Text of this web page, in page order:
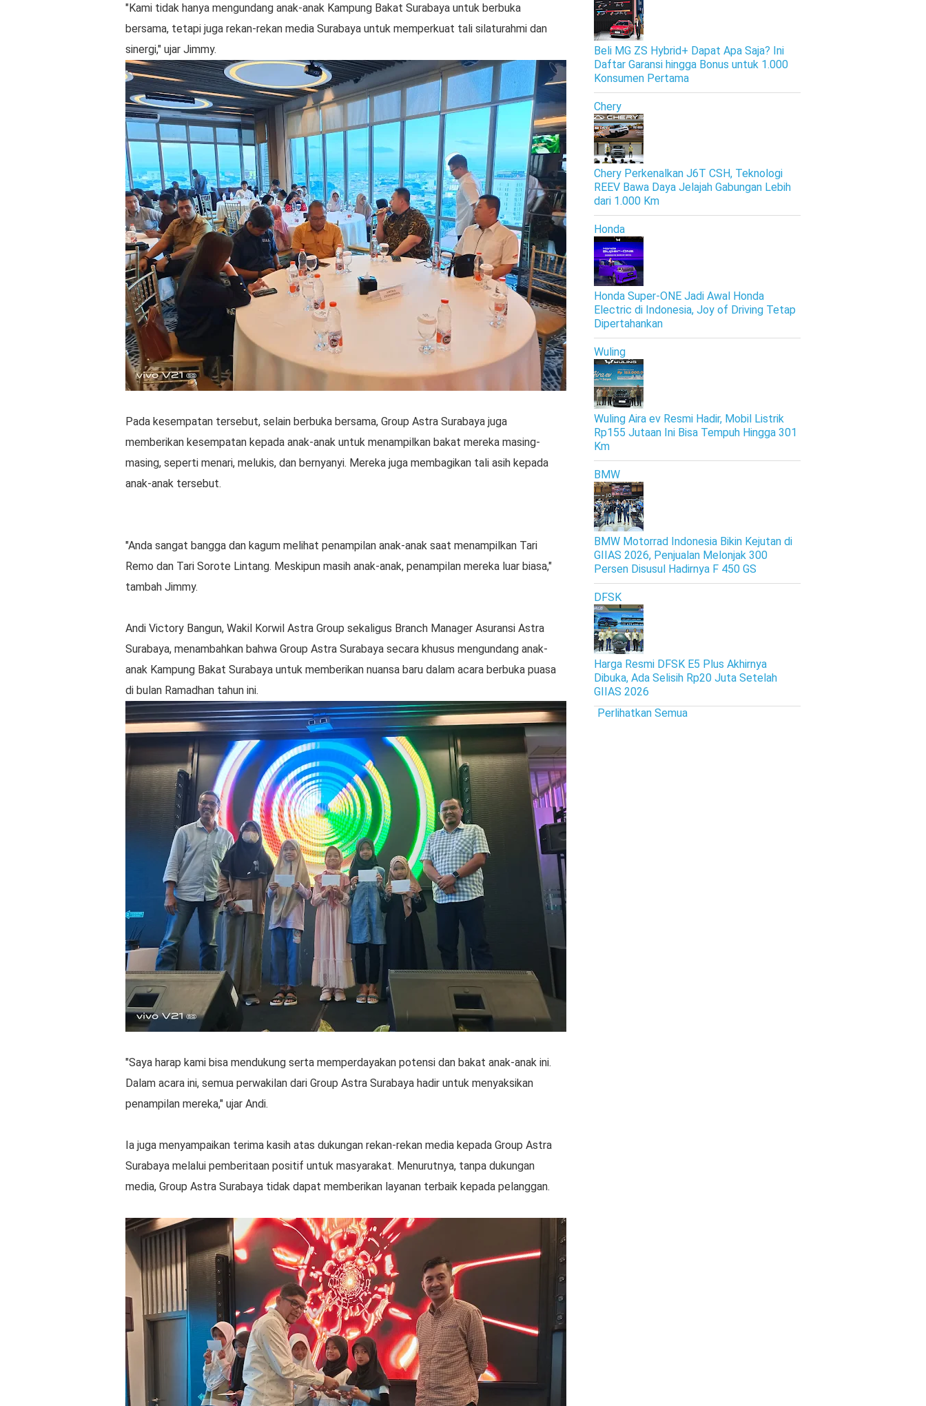
"Kami tidak hanya mengundang anak-anak Kampung Bakat Surabaya untuk berbuka
bersama, tetapi juga rekan-rekan media Surabaya untuk memperkuat tali silaturahmi dan
sinergi," ujar Jimmy.
Pada kesempatan tersebut, selain berbuka bersama, Group Astra Surabaya juga
memberikan kesempatan kepada anak-anak untuk menampilkan bakat mereka masing-
masing, seperti menari, melukis, dan bernyanyi. Mereka juga membagikan tali asih kepada
anak-anak tersebut.
"Anda sangat bangga dan kagum melihat penampilan anak-anak saat menampilkan Tari
Remo dan Tari Sorote Lintang. Meskipun masih anak-anak, penampilan mereka luar biasa,"
tambah Jimmy.
Andi Victory Bangun, Wakil Korwil Astra Group sekaligus Branch Manager Asuransi Astra
Surabaya, menambahkan bahwa Group Astra Surabaya secara khusus mengundang anak-
anak Kampung Bakat Surabaya untuk memberikan nuansa baru dalam acara berbuka puasa
di bulan Ramadhan tahun ini.
"Saya harap kami bisa mendukung serta memperdayakan potensi dan bakat anak-anak ini.
Dalam acara ini, semua perwakilan dari Group Astra Surabaya hadir untuk menyaksikan
penampilan mereka," ujar Andi.
Ia juga menyampaikan terima kasih atas dukungan rekan-rekan media kepada Group Astra
Surabaya melalui pemberitaan positif untuk masyarakat. Menurutnya, tanpa dukungan
media, Group Astra Surabaya tidak dapat memberikan layanan terbaik kepada pelanggan.
Beli MG ZS Hybrid+ Dapat Apa Saja? Ini
Daftar Garansi hingga Bonus untuk 1.000
Konsumen Pertama
Chery
Chery Perkenalkan J6T CSH, Teknologi
REEV Bawa Daya Jelajah Gabungan Lebih
dari 1.000 Km
Honda
Honda Super-ONE Jadi Awal Honda
Electric di Indonesia, Joy of Driving Tetap
Dipertahankan
Wuling
Wuling Aira ev Resmi Hadir, Mobil Listrik
Rp155 Jutaan Ini Bisa Tempuh Hingga 301
Km
BMW
BMW Motorrad Indonesia Bikin Kejutan di
GIIAS 2026, Penjualan Melonjak 300
Persen Disusul Hadirnya F 450 GS
DFSK
Harga Resmi DFSK E5 Plus Akhirnya
Dibuka, Ada Selisih Rp20 Juta Setelah
GIIAS 2026
Perlihatkan Semua